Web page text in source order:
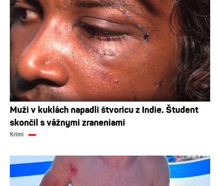
Muži v kuklách napadli štvoricu z Indie. Študent
skončil s vážnymi zraneniami
Krimi